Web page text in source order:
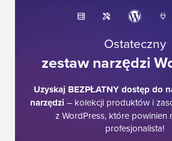
Ostateczny
zestaw narzędzi
Uzyskaj BEZPŁATNY dostęp do
narzędzi – kolekcji produktów i
z WordPress, które powinien
profesjonalista!